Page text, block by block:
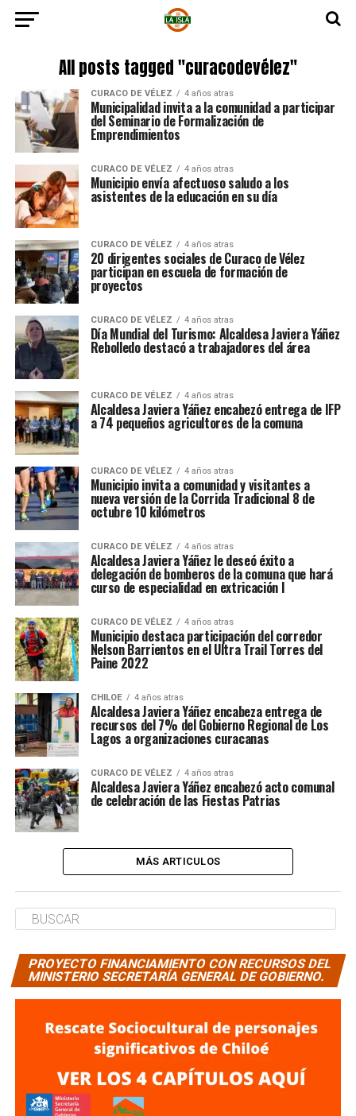
All posts tagged "curacodevélez"
CURACO DE VÉLEZ 4 años atras
Municipalidad invita a la comunidad a participar
del Seminario de Formalización de
Emprendimientos
CURACO DE VÉLEZ 4 años atras
Municipio envía afectuoso saludo a los
asistentes de la educación en su día
CURACO DE VÉLEZ 4 años atras
20 dirigentes sociales de Curaco de Vélez
participan en escuela de formación de
proyectos
CURACO DE VÉLEZ 4 años atras
Día Mundial del Turismo: Alcaldesa Javiera Yáñez
Rebolledo destacó a trabajadores del área
CURACO DE VÉLEZ 4 años atras
Alcaldesa Javiera Yáñez encabezó entrega de IFP
a 74 pequeños agricultores de la comuna
CURACO DE VÉLEZ 4 años atras
Municipio invita a comunidad y visitantes a
nueva versión de la Corrida Tradicional 8 de
octubre 10 kilómetros
CURACO DE VÉLEZ 4 años atras
Alcaldesa Javiera Yáñez le deseó éxito a
delegación de bomberos de la comuna que hará
curso de especialidad en extricación I
CURACO DE VÉLEZ 4 años atras
Municipio destaca participación del corredor
Nelson Barrientos en el Ultra Trail Torres del
Paine 2022
CHILOE 4 años atras
Alcaldesa Javiera Yáñez encabeza entrega de
recursos del 7% del Gobierno Regional de Los
Lagos a organizaciones curacanas
CURACO DE VÉLEZ 4 años atras
Alcaldesa Javiera Yáñez encabezó acto comunal
de celebración de las Fiestas Patrias
MÁS ARTICULOS
PROYECTO FINANCIAMIENTO CON RECURSOS DEL
MINISTERIO SECRETARÍA GENERAL DE GOBIERNO.